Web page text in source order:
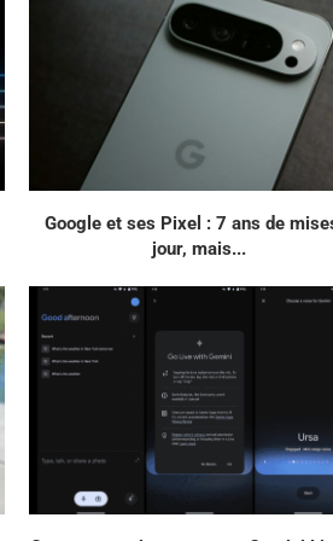
Google et ses Pixel : 7 ans de
jour, mais...